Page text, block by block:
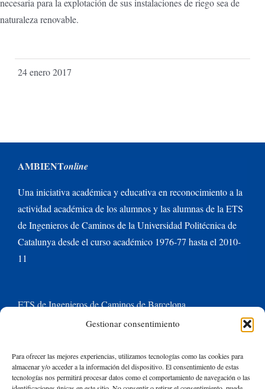
Gestionar consentimiento
Para ofrecer las mejores experiencias, utilizamos tecnologías como las cookies para
almacenar y/o acceder a la información del dispositivo. El consentimiento de estas
tecnologías nos permitirá procesar datos como el comportamiento de navegación o las
necesaria para la explotación de sus instalaciones de riego sea de
naturaleza renovable.
24 enero 2017
AMBIENTonline
Una iniciativa académica y educativa en reconocimiento a la
actividad académica de los alumnos y las alumnas de la ETS
de Ingenieros de Caminos de la Universidad Politécnica de
Catalunya desde el curso académico 1976-77 hasta el 2010-
11
ETS de Ingenieros de Caminos de Barcelona
Universitat Politècnica de Catalunya BarcelonaTech
Contacte con nosotros